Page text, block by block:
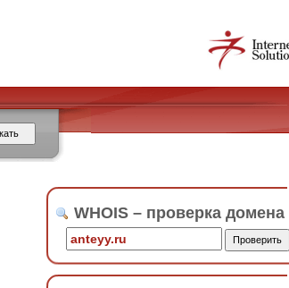
WHOIS – проверка домена